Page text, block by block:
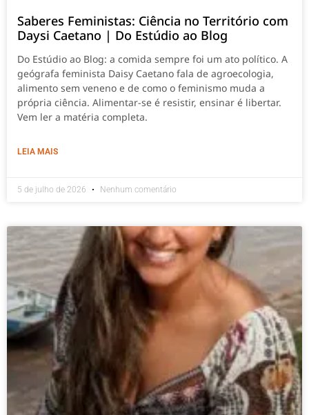
Saberes Feministas: Ciência no Território com
Daysi Caetano | Do Estúdio ao Blog
Do Estúdio ao Blog: a comida sempre foi um ato político. A
geógrafa feminista Daisy Caetano fala de agroecologia,
alimento sem veneno e de como o feminismo muda a
própria ciência. Alimentar-se é resistir, ensinar é libertar.
Vem ler a matéria completa.
LEIA MAIS
5 de julho de 2026 Nenhum comentário